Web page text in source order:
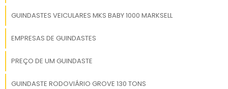
GUINDASTES VEICULARES MKS BABY 1000 MARKSELL
EMPRESAS DE GUINDASTES
PREÇO DE UM GUINDASTE
GUINDASTE RODOVIÁRIO GROVE 130 TONS